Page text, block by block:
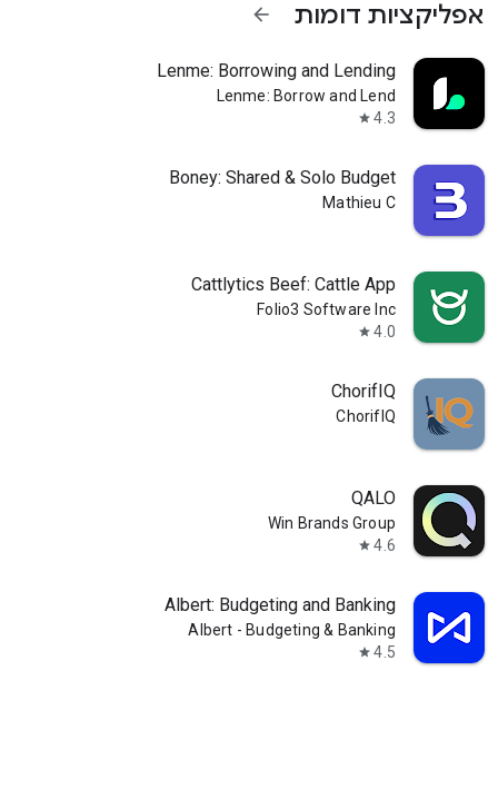
אפליקציות דומות arrow_forward
Lenme: Borrowing and Lending
Lenme: Borrow and Lend
4.3
star
Boney: Shared & Solo Budget
Mathieu C
Cattlytics Beef: Cattle App
Folio3 Software Inc
4.0
star
ChorifIQ
ChorifIQ
QALO
Win Brands Group
4.6
star
Albert: Budgeting and Banking
Albert - Budgeting & Banking
4.5
star